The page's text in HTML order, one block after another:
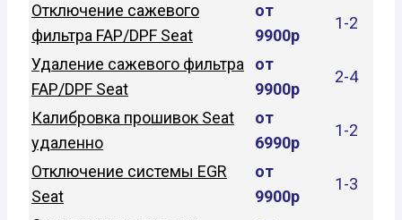
Отключение сажевого
фильтра FAP/DPF Seat
от
9900р
1-2
Удаление сажевого фильтра
FAP/DPF Seat
от
9900р
2-4
Калибровка прошивок Seat
удаленно
от
6990р
1-2
Отключение системы EGR
Seat
от
9900р
1-3